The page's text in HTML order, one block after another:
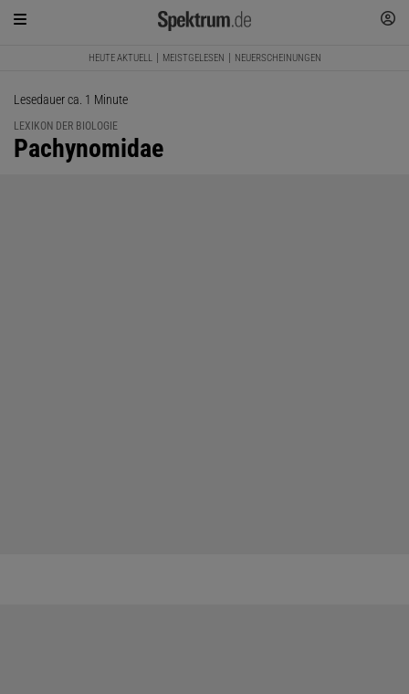
HEUTE AKTUELL MEISTGELESEN NEUERSCHEINUNGEN
Lesedauer ca. 1 Minute
LEXIKON DER BIOLOGIE
:
Pachynomidae